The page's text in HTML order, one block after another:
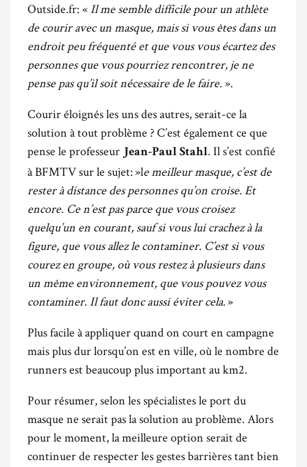
Outside.fr: «Il me semble difficile pour un athlète
de courir avec un masque, mais si vous êtes dans un
endroit peu fréquenté et que vous vous écartez des
personnes que vous pourriez rencontrer, je ne
pense pas qu’il soit nécessaire de le faire.».
Courir éloignés les uns des autres, serait-ce la
solution à tout problème ? C’est également ce que
pense le professeur Jean-Paul Stahl. Il s’est confié
à BFMTV sur le sujet: »le meilleur masque, c’est de
rester à distance des personnes qu’on croise. Et
encore. Ce n’est pas parce que vous croisez
quelqu’un en courant, sauf si vous lui crachez à la
figure, que vous allez le contaminer. C’est si vous
courez en groupe, où vous restez à plusieurs dans
un même environnement, que vous pouvez vous
contaminer. Il faut donc aussi éviter cela.»
Plus facile à appliquer quand on court en campagne
mais plus dur lorsqu’on est en ville, où le nombre de
runners est beaucoup plus important au km2.
Pour résumer, selon les spécialistes le port du
masque ne serait pas la solution au problème. Alors
pour le moment, la meilleure option serait de
continuer de respecter les gestes barrières tant bien